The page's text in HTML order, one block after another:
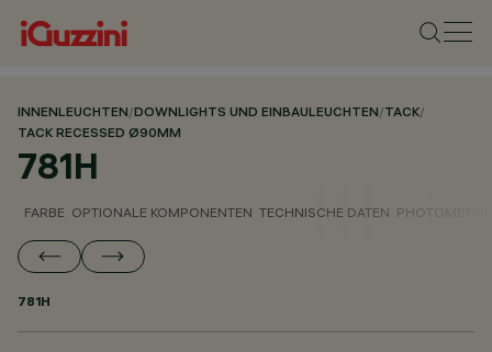
INNENLEUCHTEN/DOWNLIGHTS UND EINBAULEUCHTEN/TACK/
TACK RECESSED Ø90MM
781H
FARBE OPTIONALE KOMPONENTEN TECHNISCHE DATEN
781H